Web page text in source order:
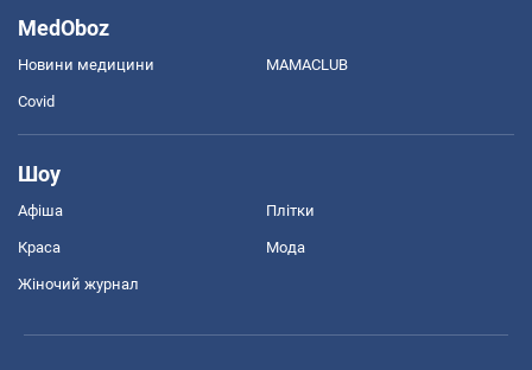
MedOboz
Новини медицини MAMACLUB
Covid
Шоу
Афіша Плітки
Краса Мода
Жіночий журнал